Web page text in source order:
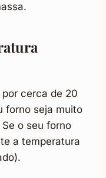
cerca de 20
forno seja muito
o seu forno
a temperatura